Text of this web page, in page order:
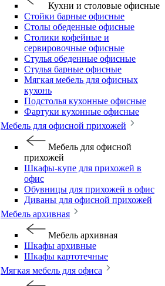
Кухни и столовые офисные
Стойки барные офисные
Столы обеденные офисные
Столики кофейные и
сервировочные офисные
Стулья обеденные офисные
Стулья барные офисные
Мягкая мебель для офисных
кухонь
Подстолья кухонные офисные
Фартуки кухонные офисные
Мебель для офисной прихожей
Мебель для офисной
прихожей
Шкафы-купе для прихожей в
офис
Обувницы для прихожей в офис
Диваны для офисной прихожей
Мебель архивная
Мебель архивная
Шкафы архивные
Шкафы картотечные
Мягкая мебель для офиса